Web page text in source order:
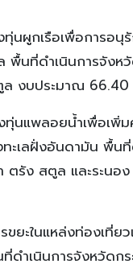
นผูกเรือเพื่อการอนุ
พื้นที่ดำเนินการจังห
ล งบประมาณ 66.40
ทุ่นแพลอยน้ำเพื่อเพิ่
ทะเลฝั่งอันดามัน พื้น
ตรัง สตูล และระนอ
ขยะในแหล่งท่องเที่ย
ดำเนินการจังหวัดก